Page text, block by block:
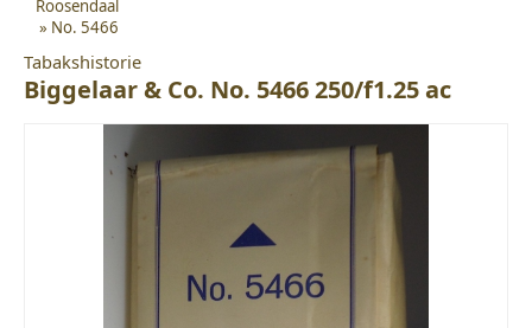
Roosendaal
» No. 5466
Tabakshistorie
Biggelaar & Co. No. 5466 250/f1.25 ac